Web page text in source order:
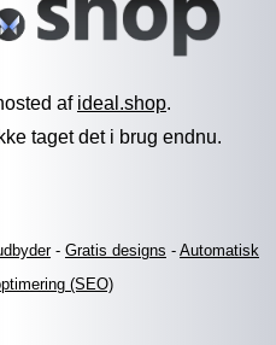
af ideal.shop.
taget det i brug endnu.
- Gratis designs - Automatisk
(SEO)